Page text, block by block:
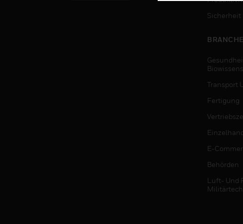
Sicherheit
Transport
Fertigung
E-
Behörden
Luft- Und